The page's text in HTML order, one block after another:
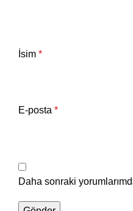
İsim *
E-posta *
Daha sonraki